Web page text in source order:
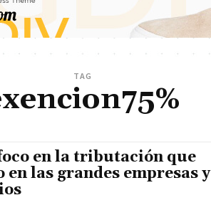
TAG
en la tributación que
en las grandes empresas y